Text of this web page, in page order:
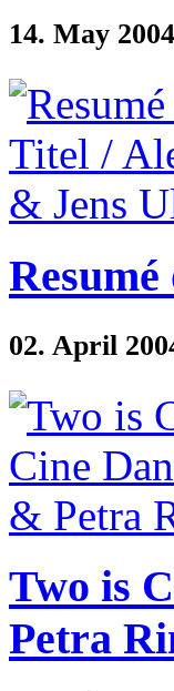
14. May 2004
02. April
Two is
Petra